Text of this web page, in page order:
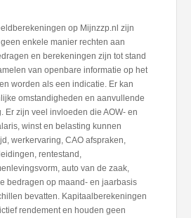
op Mijnzzp.nl zijn
enkele manier rechten aan
en berekeningen zijn tot stand
van openbare informatie op het
worden als een indicatie. Er kan
omstandigheden en aanvullende
Er zijn veel invloeden die AOW- en
winst en belasting kunnen
werkervaring, CAO afspraken,
rentestand,
auto van de zaak,
bedragen op maand- en jaarbasis
bevatten. Kapitaalberekeningen
rendement en houden geen